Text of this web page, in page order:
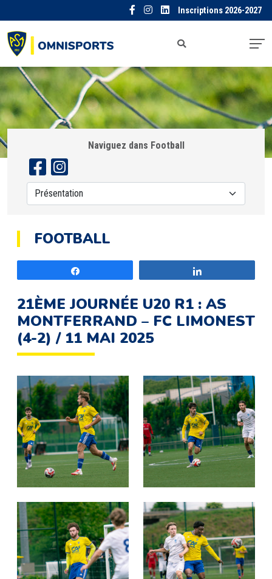
Inscriptions 2026-2027
Naviguez dans Football
FOOTBALL
21ÈME JOURNÉE U20 R1 : AS
MONTFERRAND – FC LIMONEST
(4-2) / 11 MAI 2025